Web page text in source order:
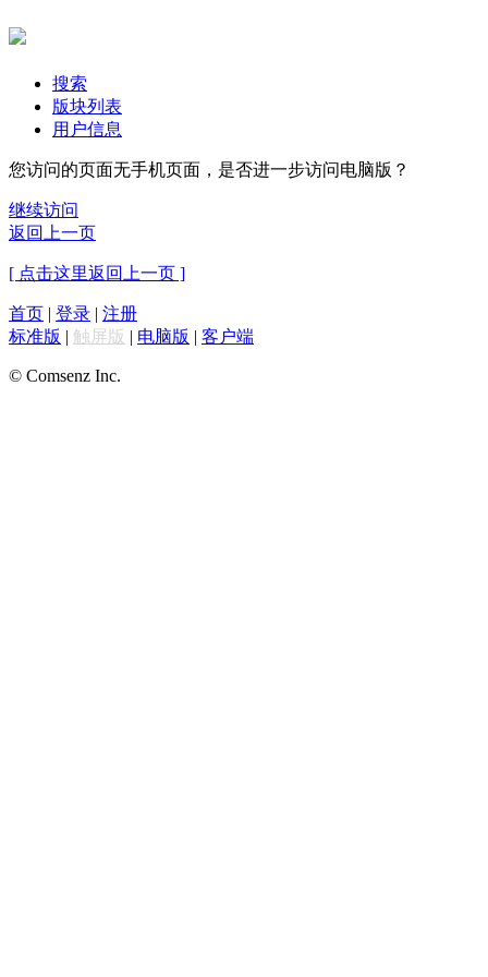
搜索
版块列表
用户信息
您访问的页面无手机页面，是否进一步访问电脑版？
继续访问
返回上一页
[ 点击这里返回上一页 ]
首页 | 登录 | 注册
标准版 | 触屏版 | 电脑版 | 客户端
© Comsenz Inc.